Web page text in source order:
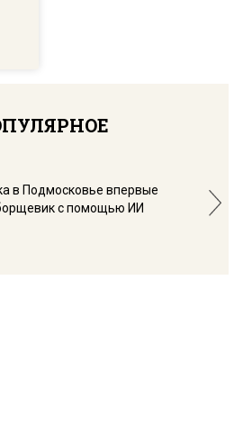
в Подмосковье впервые
с помощью ИИ